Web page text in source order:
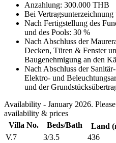
Anzahlung: 300.000 THB
Bei
Nach Fertigstellung des
und des Pools: 30 %
Nach Abschluss der
Decken, Türen & Fenster
Baugenehmigung an den
Nach Abschluss der
Elektro- und
und der
Availability - January 2026.
availability & prices
Villa No.
Beds/Bath Land
V.7
3/3.5 436